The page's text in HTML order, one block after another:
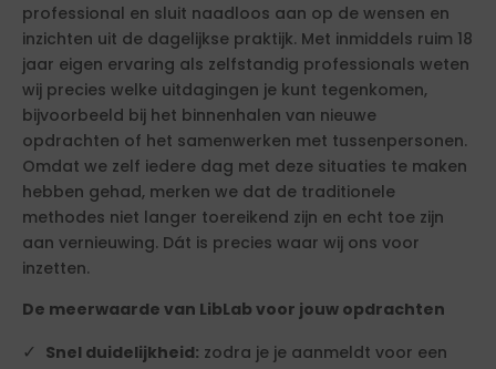
professional en sluit naadloos aan op de wensen en
inzichten uit de dagelijkse praktijk. Met inmiddels ruim 18
jaar eigen ervaring als zelfstandig professionals weten
wij precies welke uitdagingen je kunt tegenkomen,
bijvoorbeeld bij het binnenhalen van nieuwe
opdrachten of het samenwerken met tussenpersonen.
Omdat we zelf iedere dag met deze situaties te maken
hebben gehad, merken we dat de traditionele
methodes niet langer toereikend zijn en echt toe zijn
aan vernieuwing. Dát is precies waar wij ons voor
inzetten.
De meerwaarde van LibLab voor jouw opdrachten
Snel duidelijkheid: zodra je je aanmeldt voor een